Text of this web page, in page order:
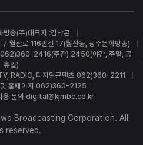
방송(주)대표자 :김낙곤
월산로 116번길 17(월산동, 광주문화방송)
062)360-2416(주간) 2450(야간, 주말, 공
휴일)
RADIO, 디지털콘텐츠 062)360-2211
및 홈페이지 062)360-2125
용 문의 digital@kjmbc.co.kr
Broadcasting Corporation. All
reserved.